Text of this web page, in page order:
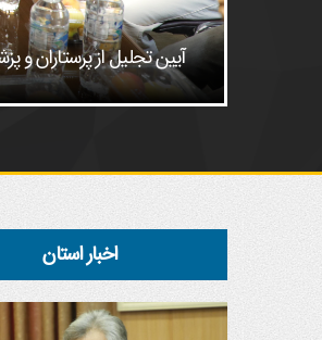
آیین تجلیل از پرستاران
اخبار استان